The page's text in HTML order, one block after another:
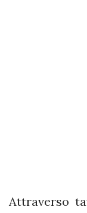
Attraverso